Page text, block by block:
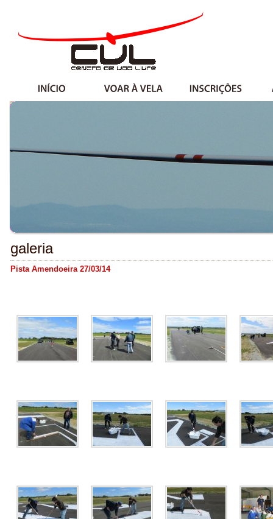
galeria
Pista Amendoeira 27/03/14